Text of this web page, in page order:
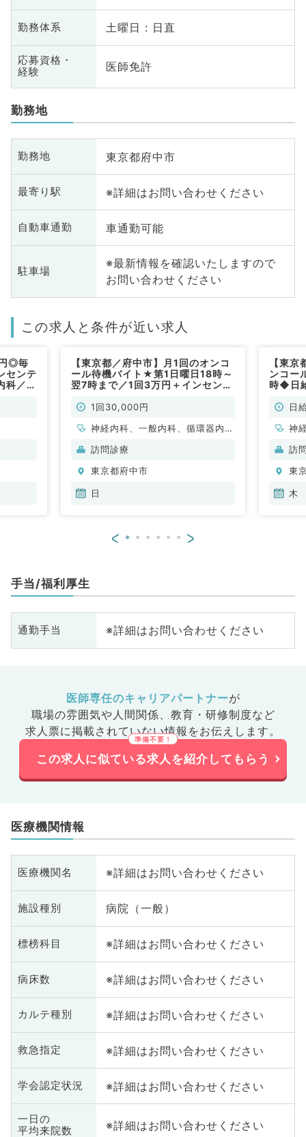
勤務体系 土曜日 : 日直
応募資格・
経験
医師免許
勤務地
勤務地 東京都府中市
最寄り駅 ※詳細はお問い合わせください
自動車通勤 車通勤可能
駐車場
※最新情報を確認いたしますので
お問い合わせください
この求人と条件が近い求人
◎毎
センテ
科／非
【東京都／府中市】月1回のオンコ
ール待機バイト★第1日曜日18時～
翌7時まで／1回3万円＋インセンテ
1回30,000円
神経内科、一般内科、循環器内
科、呼吸器内科、消化器内科、内
内科、膠原病科
訪問診療
東京都府中市
日
【東
ンコー
時◆日
日
神
科
内
訪
東
木
< >
手当/福利厚生
通勤手当 ※詳細はお問い合わせください
医師専任のキャリアパートナーが
職場の雰囲気や人間関係、 教育・研修制度など
求人票に掲載されていない情報をお伝えします。
この求人に似ている求人を紹介してもらう
医療機関情報
医療機関名 ※詳細はお問い合わせください
施設種別 病院（一般）
標榜科目 ※詳細はお問い合わせください
病床数 ※詳細はお問い合わせください
カルテ種別 ※詳細はお問い合わせください
救急指定 ※詳細はお問い合わせください
学会認定状況 ※詳細はお問い合わせください
一日の
平均来院数
※詳細はお問い合わせください